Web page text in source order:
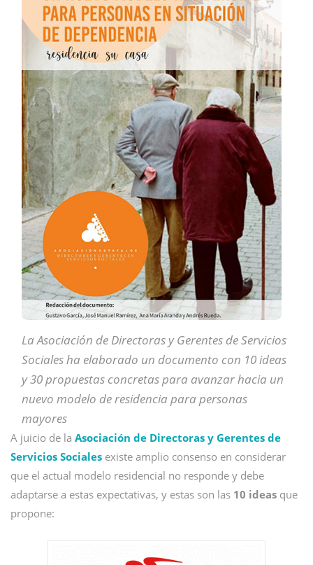
La Asociación de Directoras y Gerentes de Servicios
Sociales ha elaborado un documento con 10 ideas
y 30 propuestas concretas para avanzar hacia un
nuevo modelo de residencia para personas
mayores
A juicio de la Asociación de Directoras y Gerentes de
Servicios Sociales existe amplio consenso en considerar
que el actual modelo residencial no responde y debe
adaptarse a estas expectativas, y estas son las 10 ideas que
propone: